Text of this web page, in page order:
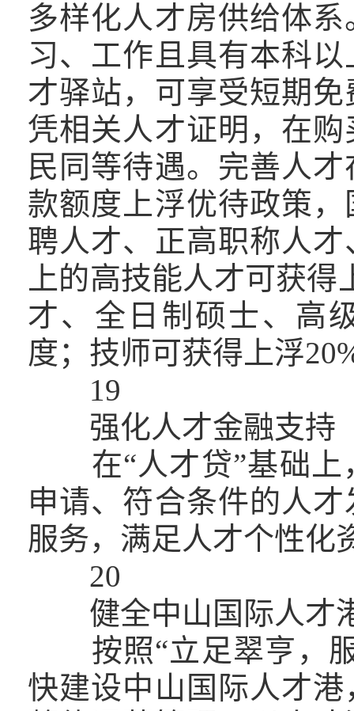
多样化人才房供给体
习、工作且具有本科
才驿站，可享受短期
凭相关人才证明，在
民同等待遇。完善人
款额度上浮优待政策
聘人才、正高职称人
上的高技能人才可获
才、全日制硕士、高
度；技师可获得上浮
19
强化人才金融支持
在“人才贷”基础上
申请、符合条件的人
服务，满足人才个性化
20
健全中山国际人才
按照“立足翠亨，服
快建设中山国际人才